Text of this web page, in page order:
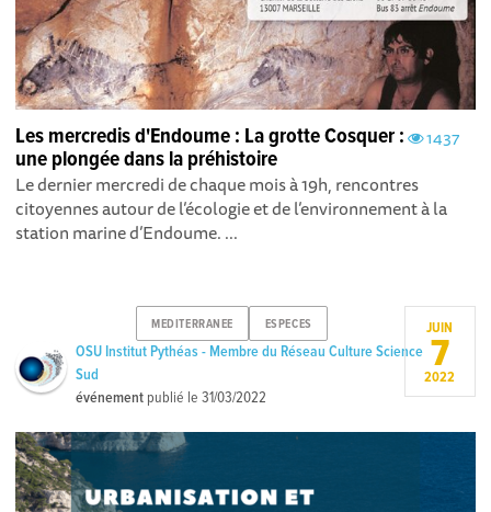
1437
Les mercredis d'Endoume : La grotte Cosquer :
une plongée dans la préhistoire
Le dernier mercredi de chaque mois à 19h, rencontres
citoyennes autour de l’écologie et de l’environnement à la
station marine d’Endoume. ...
MEDITERRANEE ESPECES
OSU Institut Pythéas - Membre du Réseau Culture Science
Sud
événement publié le31/03/2022
JUIN
7
2022